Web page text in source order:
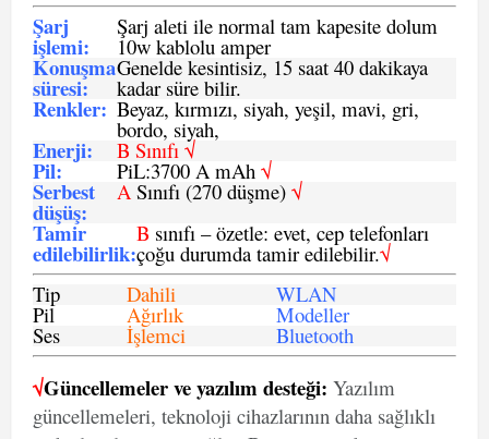
Şarj
işlemi:
Şarj aleti ile normal tam kapesite dolum
10w kablolu amper
Konuşma
süresi:
Genelde kesintisiz, 15 saat 40 dakikaya
kadar süre bilir.
Renkler: Beyaz, kırmızı, siyah, yeşil, mavi, gri,
bordo, siyah,
Enerji: B Sınıfı √
Pil: PiL:3700 A mAh √
Serbest
düşüş:
ASınıfı (270 düşme) √
Tamir
edilebilirlik:
B sınıfı – özetle: evet, cep telefonları
çoğu durumda tamir edilebilir.√
Tip
Dahili WLAN
Pil Ağırlık Modeller
Ses İşlemci Bluetooth
√Güncellemeler ve yazılım desteği: Yazılım
güncellemeleri, teknoloji cihazlarının daha sağlıklı